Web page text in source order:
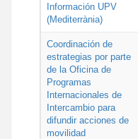
Información UPV
(Mediterrània)
Coordinación de
estrategias por parte
de la Oficina de
Programas
Internacionales de
Intercambio para
difundir acciones de
movilidad